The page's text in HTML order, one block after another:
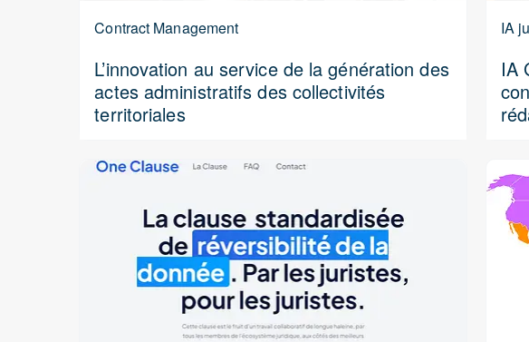
Contract Management
L’innovation au service de la génération des
actes administratifs des collectivités
territoriales
IA
IA